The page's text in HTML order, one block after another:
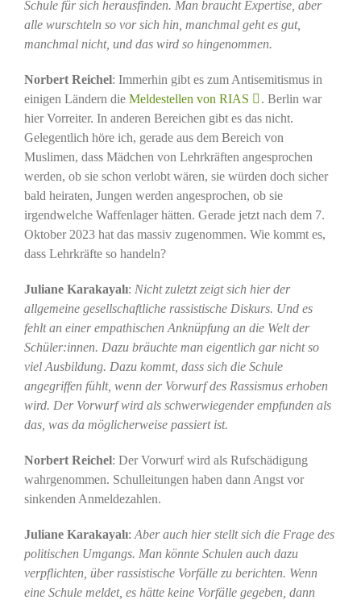
Schule für sich herausfinden. Man braucht Expertise, aber
alle wurschteln so vor sich hin, manchmal geht es gut,
manchmal nicht, und das wird so hingenommen.
Norbert Reichel: Immerhin gibt es zum Antisemitismus in
einigen Ländern die Meldestellen von RIAS
. Berlin war
hier Vorreiter. In anderen Bereichen gibt es das nicht.
Gelegentlich höre ich, gerade aus dem Bereich von
Muslimen, dass Mädchen von Lehrkräften angesprochen
werden, ob sie schon verlobt wären, sie würden doch sicher
bald heiraten, Jungen werden angesprochen, ob sie
irgendwelche Waffenlager hätten. Gerade jetzt nach dem 7.
Oktober 2023 hat das massiv zugenommen. Wie kommt es,
dass Lehrkräfte so handeln?
Juliane Karakayalı: Nicht zuletzt zeigt sich hier der
allgemeine gesellschaftliche rassistische Diskurs. Und es
fehlt an einer empathischen Anknüpfung an die Welt der
Schüler:innen. Dazu bräuchte man eigentlich gar nicht so
viel Ausbildung. Dazu kommt, dass sich die Schule
angegriffen fühlt, wenn der Vorwurf des Rassismus erhoben
wird. Der Vorwurf wird als schwerwiegender empfunden als
das, was da möglicherweise passiert ist.
Norbert Reichel: Der Vorwurf wird als Rufschädigung
wahrgenommen. Schulleitungen haben dann Angst vor
sinkenden Anmeldezahlen.
Juliane Karakayalı: Aber auch hier stellt sich die Frage des
politischen Umgangs. Man könnte Schulen auch dazu
verpflichten, über rassistische Vorfälle zu berichten. Wenn
eine Schule meldet, es hätte keine Vorfälle gegeben, dann